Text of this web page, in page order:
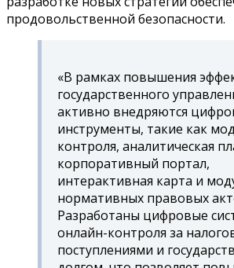
продовольственной безопасности.
«В рамках повышения
государственного
активно внедряются
инструменты, такие как
контроля, аналитическая
корпоративный портал,
интерактивная карта и
нормативных правовых
Разработаны цифровые
онлайн-контроля за
поступлениями и